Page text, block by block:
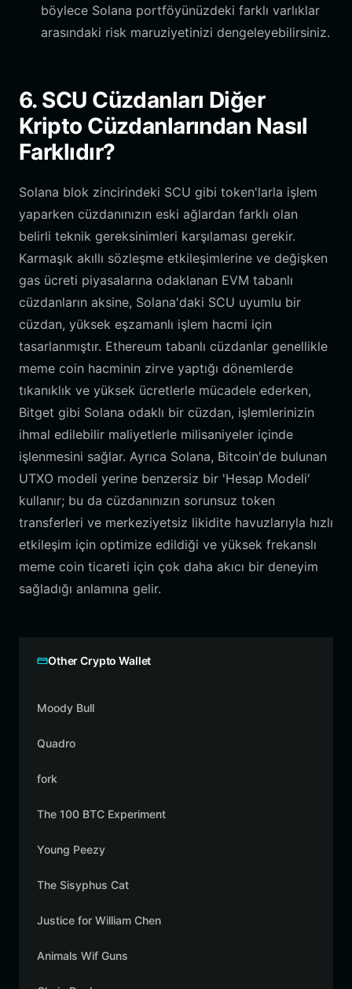
böylece Solana portföyünüzdeki farklı varlıklar
arasındaki risk maruziyetinizi dengeleyebilirsiniz.
6. SCU Cüzdanları Diğer
Kripto Cüzdanlarından Nasıl
Farklıdır?
Solana blok zincirindeki SCU gibi token'larla işlem
yaparken cüzdanınızın eski ağlardan farklı olan
belirli teknik gereksinimleri karşılaması gerekir.
Karmaşık akıllı sözleşme etkileşimlerine ve değişken
gas ücreti piyasalarına odaklanan EVM tabanlı
cüzdanların aksine, Solana'daki SCU uyumlu bir
cüzdan, yüksek eşzamanlı işlem hacmi için
tasarlanmıştır. Ethereum tabanlı cüzdanlar genellikle
meme coin hacminin zirve yaptığı dönemlerde
tıkanıklık ve yüksek ücretlerle mücadele ederken,
Bitget gibi Solana odaklı bir cüzdan, işlemlerinizin
ihmal edilebilir maliyetlerle milisaniyeler içinde
işlenmesini sağlar. Ayrıca Solana, Bitcoin'de bulunan
UTXO modeli yerine benzersiz bir 'Hesap Modeli'
kullanır; bu da cüzdanınızın sorunsuz token
transferleri ve merkeziyetsiz likidite havuzlarıyla hızlı
etkileşim için optimize edildiği ve yüksek frekanslı
meme coin ticareti için çok daha akıcı bir deneyim
sağladığı anlamına gelir.
Other Crypto Wallet
Moody Bull
Quadro
fork
The 100 BTC Experiment
Young Peezy
The Sisyphus Cat
Justice for William Chen
Animals Wif Guns